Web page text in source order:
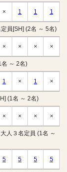
× 1 1 1
員[SH] (2名 ～ 5名)
× × × ×
～ 2名)
1 × 1 ×
(1名 ～ 2名)
× × × ×
人３名定員 (1名 ～
5 5 5 5